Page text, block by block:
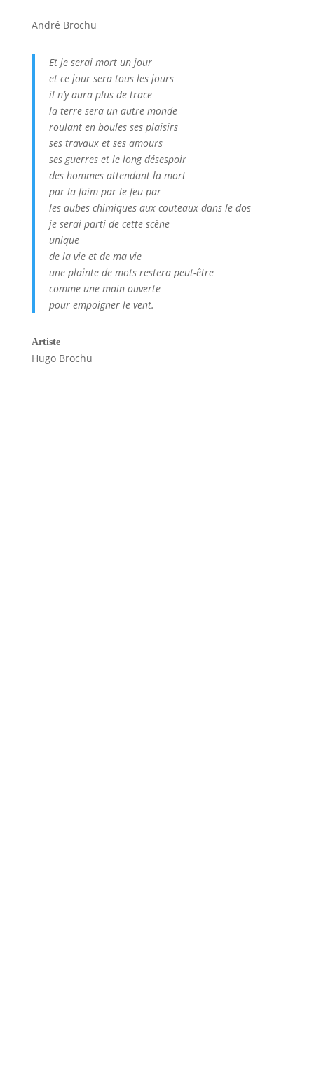
André Brochu
Et je serai mort un jour
et ce jour sera tous les jours
il n’y aura plus de trace
la terre sera un autre monde
roulant en boules ses plaisirs
ses travaux et ses amours
ses guerres et le long désespoir
des hommes attendant la mort
par la faim par le feu par
les aubes chimiques aux couteaux dans le dos
je serai parti de cette scène
unique
de la vie et de ma vie
une plainte de mots restera peut-être
comme une main ouverte
pour empoigner le vent.
Artiste
Hugo Brochu